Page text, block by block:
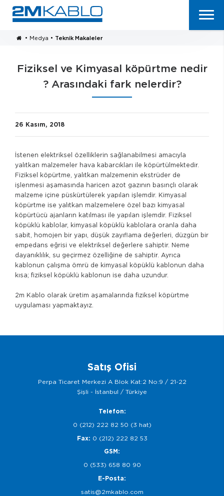
• Medya • Teknik Makaleler
Fiziksel ve Kimyasal köpürtme nedir
? Arasındaki fark nelerdir?
26 Kasım, 2018
İstenen elektriksel özelliklerin sağlanabilmesi amacıyla
yalıtkan malzemeler hava kabarcıkları ile köpürtülmektedir.
Fiziksel köpürtme, yalıtkan malzemenin ekstrüder de
işlenmesi aşamasında haricen azot gazının basınçlı olarak
malzeme içine püskürtülerek yapılan işlemdir. Kimyasal
köpürtme ise yalıtkan malzemelere özel bazı kimyasal
köpürtücü ajanların katılması ile yapılan işlemdir. Fiziksel
köpüklü kablolar, kimyasal köpüklü kablolara oranla daha
sabit, homojen bir yapı, düşük zayıflama değerleri, düzgün bir
empedans eğrisi ve elektriksel değerlere sahiptir. Neme
dayanıklılık, su geçirmez özelliğine de sahiptir. Ayrıca
kablonun çalışma ömrü de kimyasal köpüklü kablonun daha
kısa; fiziksel köpüklü kablonun ise daha uzundur.
2m Kablo olarak üretim aşamalarında fiziksel köpürtme
uygulaması yapmaktayız.
Satış Ofisi
Perpa Ticaret Merkezi A Blok Kat:2 No:9 / 21-22
Şişli - İstanbul / Türkiye
Telefon:
0 (212) 222 82 50 (3 hat)
Fax: 0 (212) 222 82 53
GSM:
0 (533) 658 80 90
E-Posta:
satis@2mkablo.com